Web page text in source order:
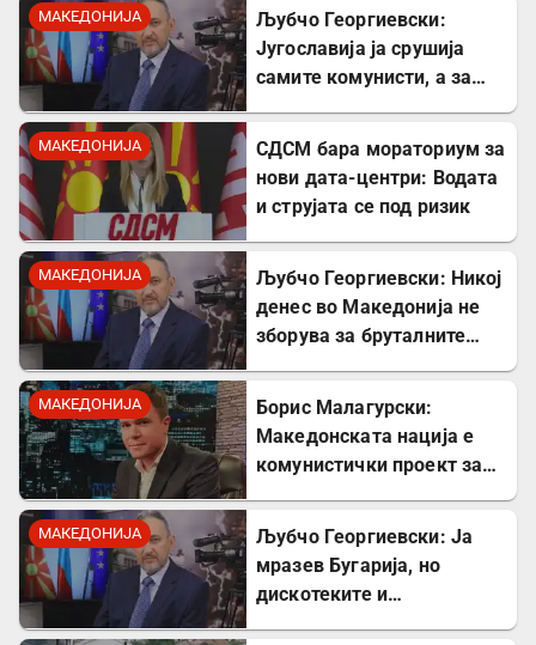
МАКЕДОНИЈА
Љубчо Георгиевски:
Југославија ја срушија
самите комунисти, а за
МАКЕДОНИЈА
СДСМ бара мораториум за
нови дата-центри: Водата
и струјата се под ризик
МАКЕДОНИЈА
Љубчо Георгиевски: Никој
денес во Македонија не
зборува за бруталните
МАКЕДОНИЈА
Борис Малагурски:
Македонската нација е
комунистички проект за
МАКЕДОНИЈА
Љубчо Георгиевски: Ја
мразев Бугарија, но
дискотеките и